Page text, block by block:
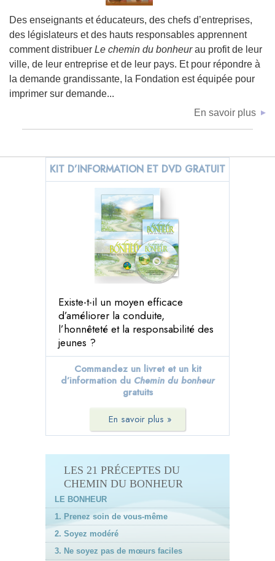
Des enseignants et éducateurs, des chefs d’entreprises,
des législateurs et des hauts responsables apprennent
comment distribuer Le chemin du bonheurau profit de leur
ville, de leur entreprise et de leur pays. Et pour répondre à
la demande grandissante, la Fondation est équipée pour
imprimer sur demande...
En savoir plus
KIT D’INFORMATION ET DVD GRATUIT
Existe-t-il un moyen efficace
d’améliorer la conduite,
l’honnêteté et la responsabilité des
jeunes ?
Commandez un livret et un kit
d’information du Chemin du bonheur
gratuits
En savoir plus »
LES 21 PRÉCEPTES DU
CHEMIN DU BONHEUR
LE BONHEUR
1. Prenez soin de vous-même
2. Soyez modéré
3. Ne soyez pas de mœurs faciles